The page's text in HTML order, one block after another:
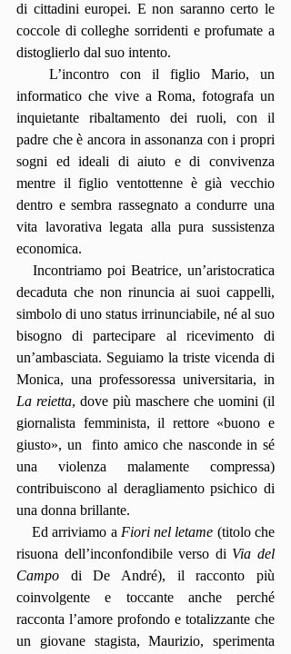
di cittadini europei. E non saranno certo le
coccole di colleghe sorridenti e profumate a
distoglierlo dal suo intento.
L’incontro con il figlio Mario, un
informatico che vive a Roma, fotografa un
inquietante ribaltamento dei ruoli, con il
padre che è ancora in assonanza con i propri
sogni ed ideali di aiuto e di convivenza
mentre il figlio ventottenne è già vecchio
dentro e sembra rassegnato a condurre una
vita lavorativa legata alla pura sussistenza
economica.
Incontriamo poi Beatrice, un’aristocratica
decaduta che non rinuncia ai suoi cappelli,
simbolo di uno status irrinunciabile, né al suo
bisogno di partecipare al ricevimento di
un’ambasciata. Seguiamo la triste vicenda di
La reietta, dove più maschere che uomini (il
giornalista femminista, il rettore «buono e
giusto», un  finto amico che nasconde in sé
una violenza malamente compressa)
contribuiscono al deragliamento psichico di
una donna brillante.
Ed arriviamo a Fiori nel letame (titolo che
risuona dell’inconfondibile verso di Via del
Campo di De André), il racconto più
coinvolgente e toccante anche perché
racconta l’amore profondo e totalizzante che
un giovane stagista, Maurizio, sperimenta